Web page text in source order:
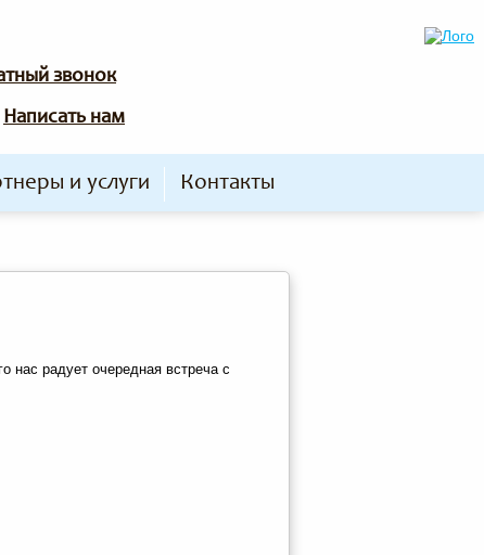
звонок
Написать нам
и услуги Контакты
нас радует очередная встреча с